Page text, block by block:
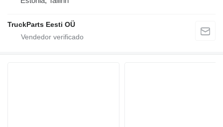
TruckParts Eesti OÜ